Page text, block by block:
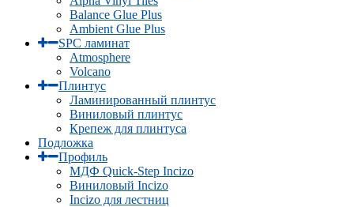
Balance Glue Plus
Ambient Glue Plus
SPC ламинат
Atmosphere
Volcano
Плинтус
Ламинированный плинтус
Виниловый плинтус
Крепеж для плинтуса
Подложка
Профиль
МДФ Quick-Step Incizo
Виниловый Incizo
Incizo для лестниц